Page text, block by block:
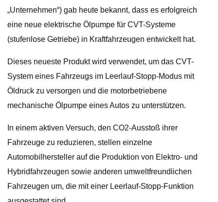
„Unternehmen“) gab heute bekannt, dass es erfolgreich
eine neue elektrische Ölpumpe für CVT-Systeme
(stufenlose Getriebe) in Kraftfahrzeugen entwickelt hat.
Dieses neueste Produkt wird verwendet, um das CVT-
System eines Fahrzeugs im Leerlauf-Stopp-Modus mit
Öldruck zu versorgen und die motorbetriebene
mechanische Ölpumpe eines Autos zu unterstützen.
In einem aktiven Versuch, den CO2-Ausstoß ihrer
Fahrzeuge zu reduzieren, stellen einzelne
Automobilhersteller auf die Produktion von Elektro- und
Hybridfahrzeugen sowie anderen umweltfreundlichen
Fahrzeugen um, die mit einer Leerlauf-Stopp-Funktion